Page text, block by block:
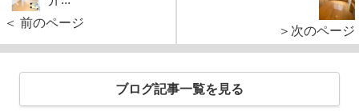
＜ 前のページ
＞次のページ
ブログ記事一覧を見る